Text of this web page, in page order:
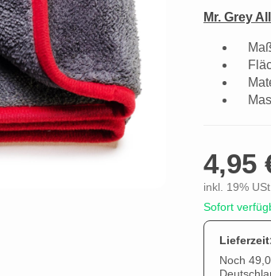
Mr. Grey
4,95
inkl. 19%
Sofort
Noch